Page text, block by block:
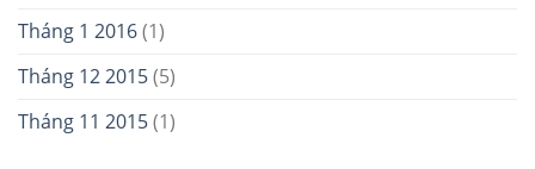
Tháng 1 2016(1)
Tháng 12 2015(5)
Tháng 11 2015(1)